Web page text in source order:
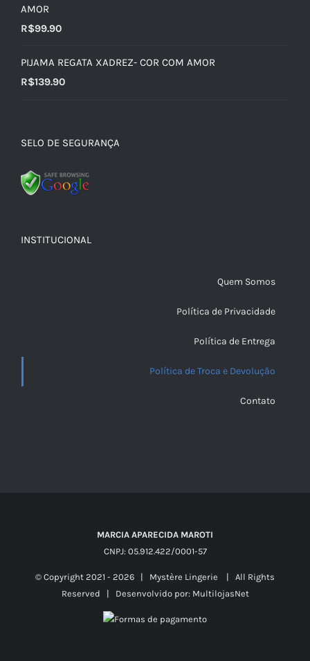
AMOR
R$99.90
PIJAMA REGATA XADREZ- COR COM AMOR
R$139.90
SELO DE SEGURANÇA
INSTITUCIONAL
Quem Somos
Política de Privacidade
Política de Entrega
Política de Troca e Devolução
Contato
MARCIA APARECIDA MAROTI
CNPJ: 05.912.422/0001-57
© Copyright 2021 - 2026 | Mystère Lingerie | All Rights
Reserved | Desenvolvido por: MultilojasNet